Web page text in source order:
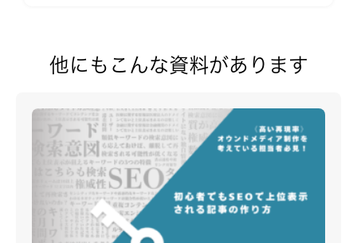
他にもこんな資料があります